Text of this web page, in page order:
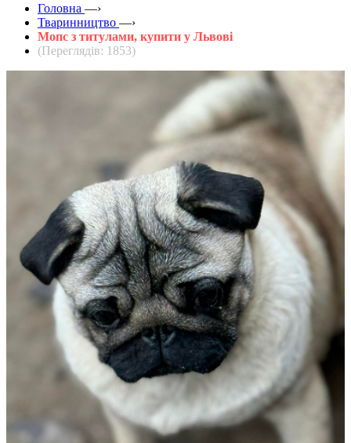
Головна —›
Тваринництво —›
Мопс з титулами, купити у Львові
(Переглядів: 1853)